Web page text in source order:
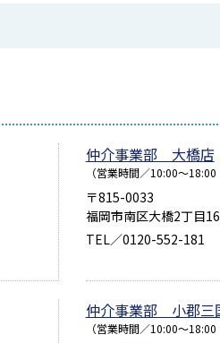
仲介事業部 大橋店
（営業時間／10:00～
〒815-0033
福岡市南区大橋2丁目
TEL／0120-552-181
仲介事業部 小郡三
（営業時間／10:00～